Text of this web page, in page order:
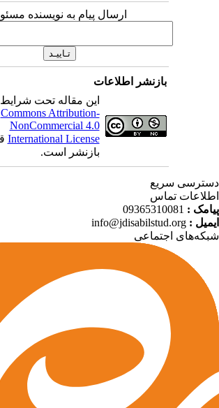
ارسال پیام به نویسنده
بازنشر اطلاعات
این مقاله تحت شرایط
Commons Attribution-
NonCommercial 4.0
International License
بازنشر است.
سریع
تماس
:
09365310081
:
info@jdisabilstud.org
اجتماعی